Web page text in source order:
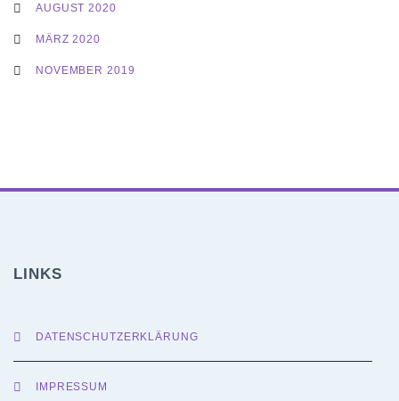
AUGUST 2020
MÄRZ 2020
NOVEMBER 2019
LINKS
DATENSCHUTZERKLÄRUNG
IMPRESSUM